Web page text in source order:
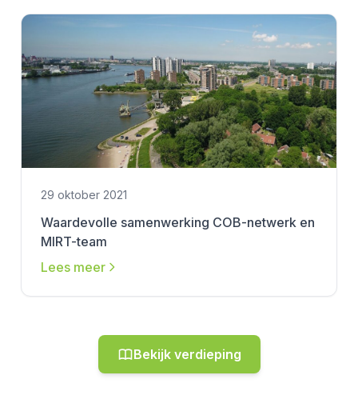
29 oktober 2021
Waardevolle samenwerking COB-netwerk en
MIRT-team
Lees meer
Bekijk verdieping